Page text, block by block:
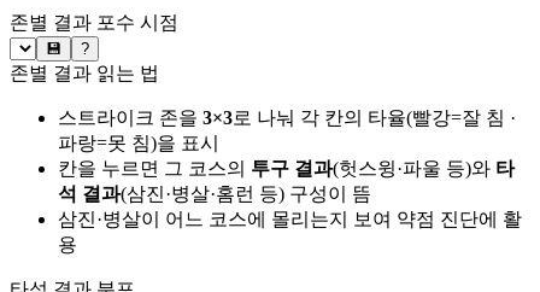
존별 결과 포수 시점
💾 ?
존별 결과 읽는 법
스트라이크 존을 3×3로 나눠 각 칸의 타율(빨강=잘 침 ·
파랑=못 침)을 표시
칸을 누르면 그 코스의 투구 결과(헛스윙·파울 등)와 타
석 결과(삼진·병살·홈런 등) 구성이 뜸
삼진·병살이 어느 코스에 몰리는지 보여 약점 진단에 활
용